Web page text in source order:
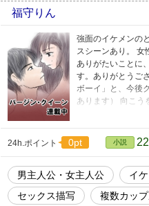
福守りん
強面のイケメンの
スシーンあり。 女
ありがたいことに
す。ありがとうご
ボーイ」と、今後
あります） 向こう
楽しみください。
記）カクヨムさん
0:10の更新はその
思います。安定し
追記） 再開します
です。 ※いずれ、
とまず完結して、
24h.ポイント 0pt 小説
男主人公・女主人公 イ
セックス描写
複数カッ